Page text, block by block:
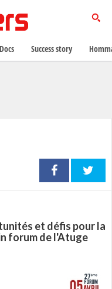
et défis pour la
forum de l'Atuge
Success story